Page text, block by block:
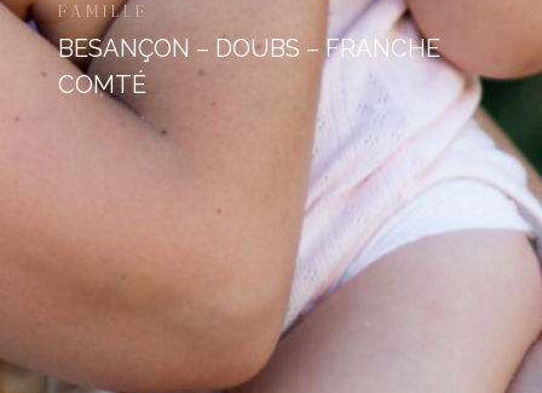
FAMILLE
BESANÇON – DOUBS – FRANCHE
COMTÉ